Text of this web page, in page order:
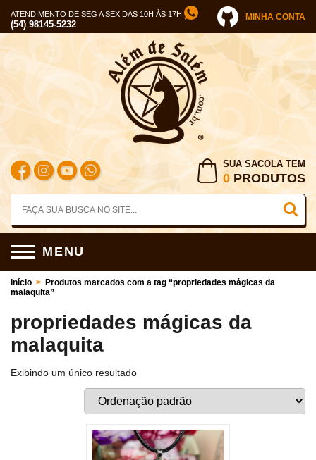
ATENDIMENTO DE SEG A SEX DAS 10H ÀS 17H
(54) 98145-5232
MINHA CONTA
SUA SACOLA TEM
0 PRODUTOS
MENU
Início > Produtos marcados com a tag “propriedades mágicas da
malaquita”
propriedades mágicas da
malaquita
Exibindo um único resultado